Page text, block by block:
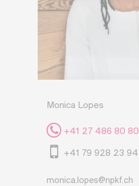
Monica Lopes
+41 27 486 80 80
+41 79 928 23 94
monica.lopes@npkf.ch